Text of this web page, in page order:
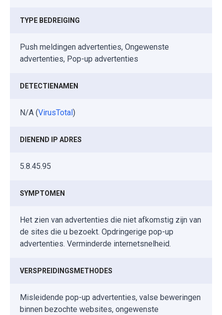
TYPE BEDREIGING
Push meldingen advertenties, Ongewenste
advertenties, Pop-up advertenties
DETECTIENAMEN
N/A (VirusTotal)
DIENEND IP ADRES
5.8.45.95
SYMPTOMEN
Het zien van advertenties die niet afkomstig zijn van
de sites die u bezoekt. Opdringerige pop-up
advertenties. Verminderde internetsnelheid.
VERSPREIDINGSMETHODES
Misleidende pop-up advertenties, valse beweringen
binnen bezochte websites, ongewenste